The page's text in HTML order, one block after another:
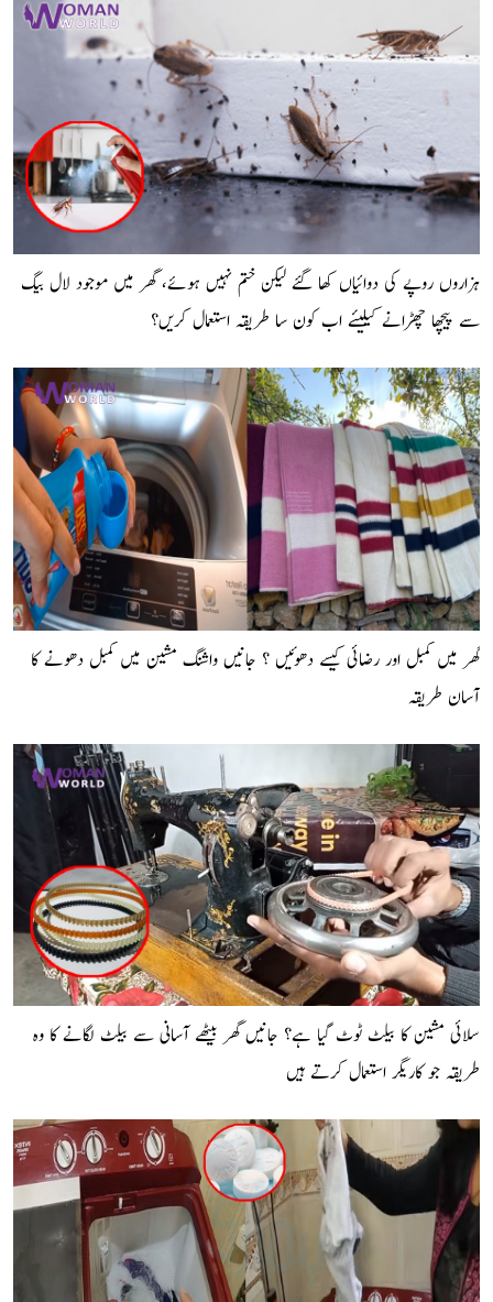
ہزاروں روپے کی دوائیاں کھا گئے لیکن ختم نہیں ہوئے، گھر میں موجود لال بیگ
سے پیچھا چھڑانے کیلیئے اب کون سا طریقہ استعمال کریں؟
گھر میں کمبل اور رضائی کیسے دھوئیں ؟ جانیں واشنگ مشین میں کمبل دھونے کا
آسان طریقہ
سلائی مشین کا بیلٹ ٹوٹ گیا ہے؟ جانیں گھر بیٹھے آسانی سے بیلٹ لگانے کا وہ
طریقہ جو کاریگر استعمال کرتے ہیں